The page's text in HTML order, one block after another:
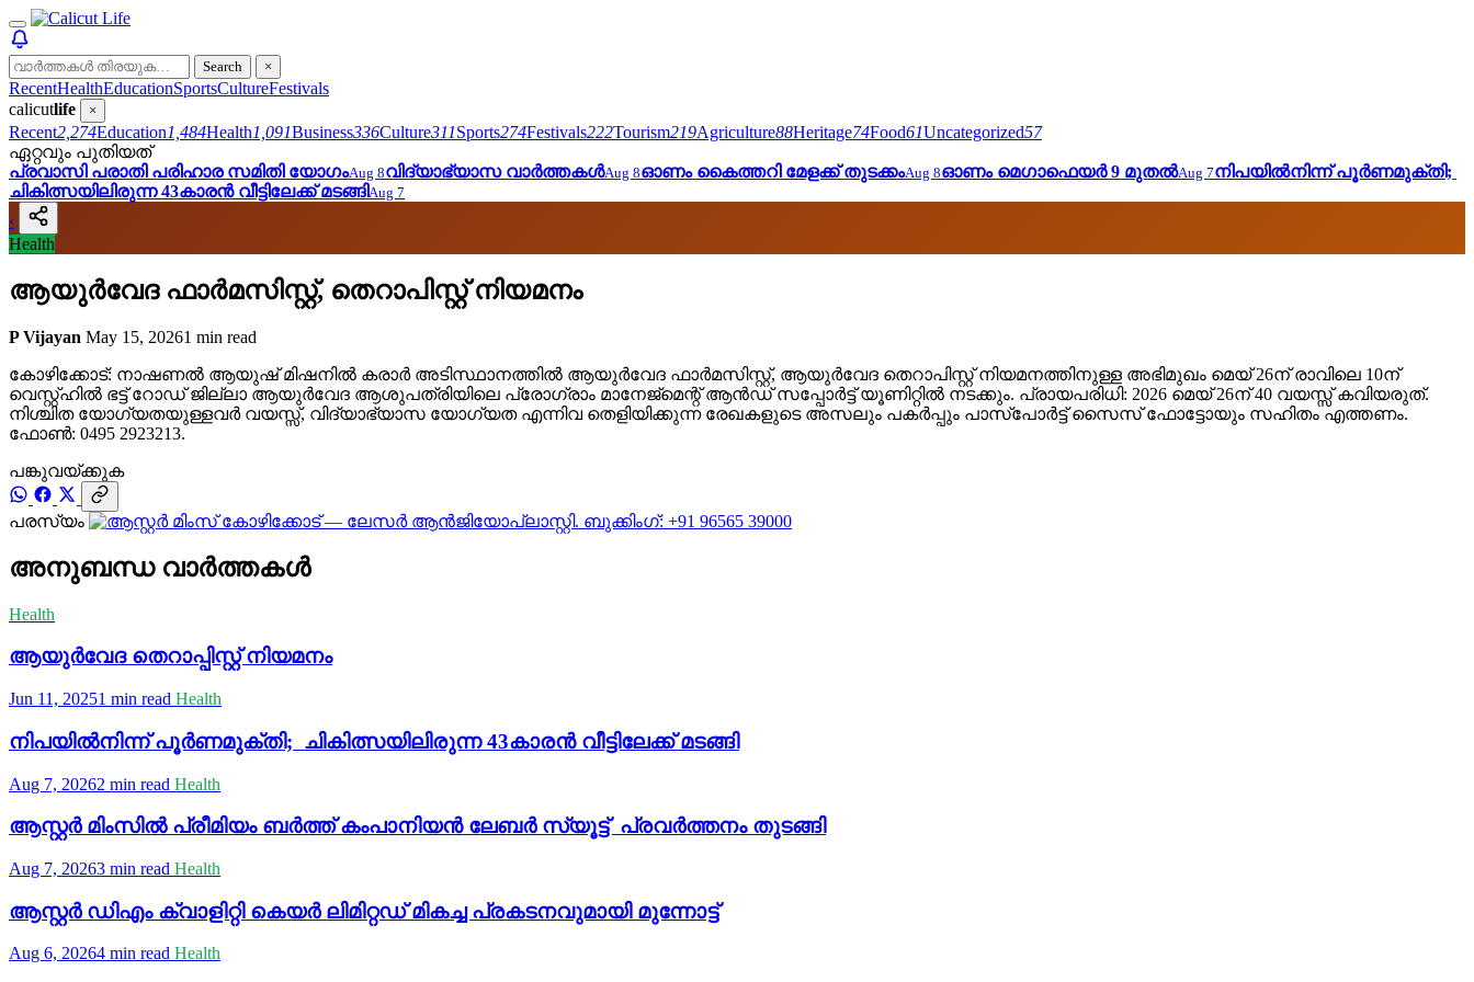
Search ×
RecentHealthEducationSportsCultureFestivals
calicutlife ×
Recent2,274Education1,484Health1,091Business336Culture311Sports274Festivals222Tourism219Agriculture88Heritage74Food61Uncategorized57
ഏറ്റവും പുതിയത്
പ്രവാസി പരാതി പരിഹാര സമിതി യോഗംAug 8വിദ്യാഭ്യാസ വാർത്തകൾAug 8ഓണം കൈത്തറി മേളക്ക് തുടക്കംAug 8ഓണം മെഗാഫെയര്‍ 9 മുതൽAug 7നിപയില്‍നിന്ന് പൂര്‍ണമുക്തി;
ചികിത്സയിലിരുന്ന 43കാരന്‍ വീട്ടിലേക്ക് മടങ്ങിAug 7
‹
Health
ആയുര്‍വേദ ഫാര്‍മസിസ്റ്റ്, തെറാപിസ്റ്റ് നിയമനം
P Vijayan May 15, 20261 min read
കോഴിക്കോട്: നാഷണല്‍ ആയുഷ് മിഷനില്‍ കരാര്‍ അടിസ്ഥാനത്തില്‍ ആയുര്‍വേദ ഫാര്‍മസിസ്റ്റ്, ആയുര്‍വേദ തെറാപിസ്റ്റ് നിയമനത്തിനുള്ള അഭിമുഖം മെയ് 26ന് രാവിലെ 10ന്
വെസ്റ്റ്ഹില്‍ ഭട്ട് റോഡ് ജില്ലാ ആയുര്‍വേദ ആശുപത്രിയിലെ പ്രോഗ്രാം മാനേജ്‌മെന്റ് ആന്‍ഡ് സപ്പോര്‍ട്ട് യൂണിറ്റില്‍ നടക്കും. പ്രായപരിധി: 2026 മെയ് 26ന് 40 വയസ്സ് കവിയരുത്.
നിശ്ചിത യോഗ്യതയുള്ളവര്‍ വയസ്സ്, വിദ്യാഭ്യാസ യോഗ്യത എന്നിവ തെളിയിക്കുന്ന രേഖകളുടെ അസലും പകര്‍പ്പും പാസ്‌പോര്‍ട്ട് സൈസ് ഫോട്ടോയും സഹിതം എത്തണം.
ഫോണ്‍: 0495 2923213.
പങ്കുവയ്ക്കുക
പരസ്യം
അനുബന്ധ വാർത്തകൾ
Health
ആയുര്‍വേദ തെറാപ്പിസ്റ്റ് നിയമനം
Jun 11, 20251 min read Health
നിപയില്‍നിന്ന് പൂര്‍ണമുക്തി; ചികിത്സയിലിരുന്ന 43കാരന്‍ വീട്ടിലേക്ക് മടങ്ങി
Aug 7, 20262 min read Health
ആസ്റ്റർ മിംസിൽ പ്രീമിയം ബർത്ത് കംപാനിയൻ ലേബർ സ്യൂട്ട് പ്രവർത്തനം തുടങ്ങി
Aug 7, 20263 min read Health
ആസ്റ്റർ ഡിഎം ക്വാളിറ്റി കെയർ ലിമിറ്റഡ് മികച്ച പ്രകടനവുമായി മുന്നോട്ട്
Aug 6, 20264 min read Health